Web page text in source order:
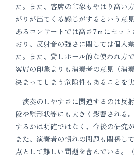
た。また、客席の印象もやはり高い
がりが出てくる感じがするという意
あるコンサートでは高さ7ｍにセッ
おり、反射音の強さに関しては個人
た。また、貸しホール的な使われ方
客席の印象よりも演奏者の意見（演
決まってしまう危険性もあることを実
演奏のしやすさに関連するのは反
段や壁形状等にも大きく影響される
するかは明確ではなく、今後の研究
また、演奏者の慣れの問題も関係し
点として難しい問題を含んでいる。